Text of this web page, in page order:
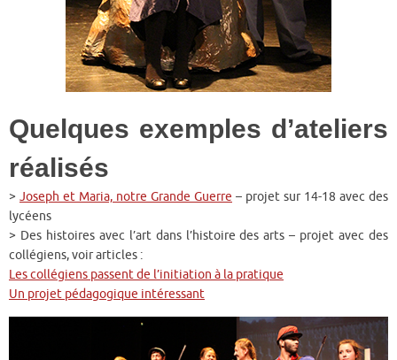
Quelques exemples d’ateliers
réalisés
> Joseph et Maria, notre Grande Guerre – projet sur 14-18 avec des
lycéens
> Des histoires avec l’art dans l’histoire des arts – projet avec des
collégiens, voir articles :
Les collégiens passent de l’initiation à la pratique
Un projet pédagogique intéressant